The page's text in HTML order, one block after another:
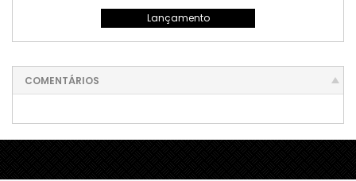
Lançamento
COMENTÁRIOS